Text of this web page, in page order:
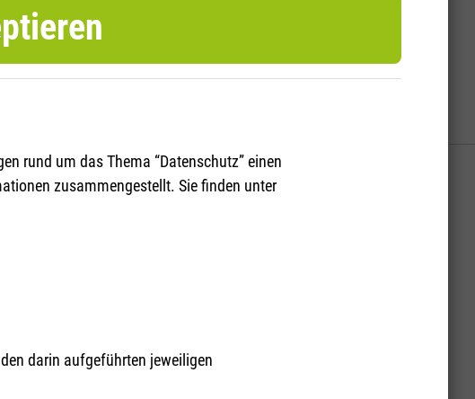
speichern können.
rund um das Thema “Datenschutz” einen
zusammengestellt. Sie finden unter
darin aufgeführten jeweiligen